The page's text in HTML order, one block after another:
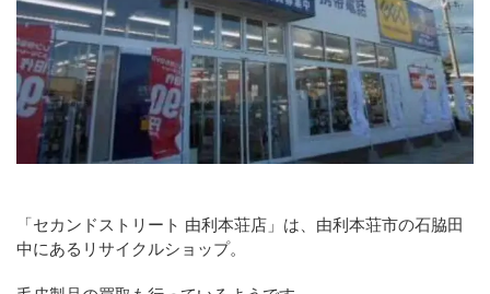
「セカンドストリート 由利本荘店」は、由利本荘市の石脇田
中にあるリサイクルショップ。